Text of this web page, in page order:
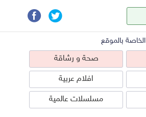
الخاصة بالموقع
صحة و رشاقة
افلام عربية
مسلسلات عالمية